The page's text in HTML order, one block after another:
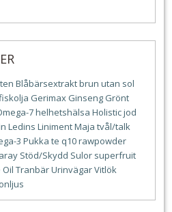
Blåbärsextraktbrun utan sol
Gerimax Ginseng Grönt
7helhetshälsa Holisticjod
Ledins LinimentMaja tvål/talk
3 Pukka te q10rawpowder
Stöd/Skydd Sulor superfruit
Oil TranbärUrinvägarVitlök